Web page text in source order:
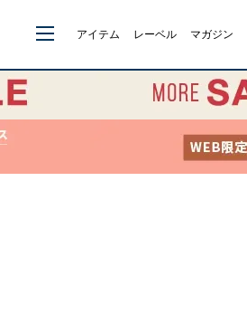
アイテム レーベル マガジン